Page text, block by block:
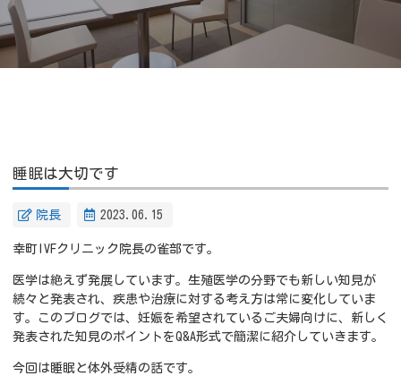
睡眠は大切です
院長 2023.06.15
幸町IVFクリニック院長の雀部です。
医学は絶えず発展しています。生殖医学の分野でも新しい知見が
続々と発表され、疾患や治療に対する考え方は常に変化していま
す。このブログでは、妊娠を希望されているご夫婦向けに、新しく
発表された知見のポイントをQ&A形式で簡潔に紹介していきます。
今回は睡眠と体外受精の話です。